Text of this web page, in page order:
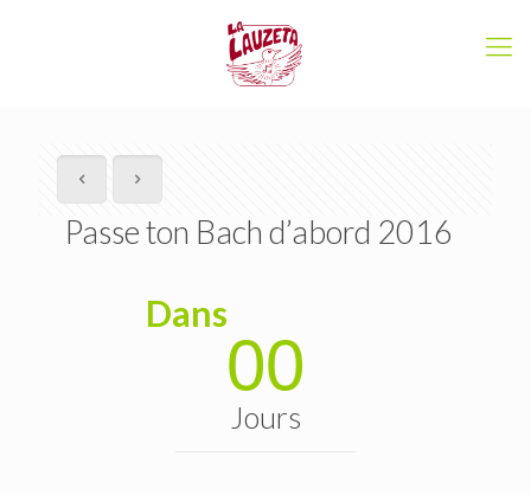
Passe ton Bach d’abord 2016
Dans
00
Jours